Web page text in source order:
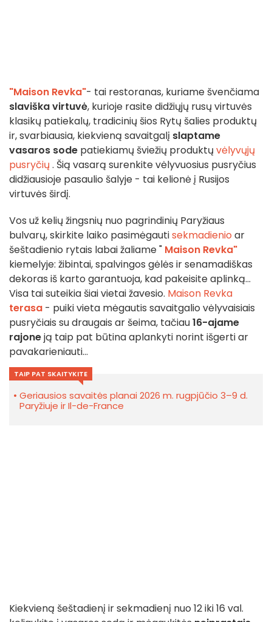
"Maison Revka"- tai restoranas, kuriame švenčiama
slaviška virtuvė, kurioje rasite didžiųjų rusų virtuvės
klasikų patiekalų, tradicinių šios Rytų šalies produktų
ir, svarbiausia, kiekvieną savaitgalį slaptame
vasaros sode patiekiamų šviežių produktų vėlyvųjų
pusryčių . Šią vasarą surenkite vėlyvuosius pusryčius
didžiausioje pasaulio šalyje - tai kelionė į Rusijos
virtuvės širdį.
Vos už kelių žingsnių nuo pagrindinių Paryžiaus
bulvarų, skirkite laiko pasimėgautisekmadienio ar
šeštadienio rytais labai žaliame " Maison Revka"
kiemelyje: žibintai, spalvingos gėlės ir senamadiškas
dekoras iš karto garantuoja, kad pakeisite aplinką...
Visa tai suteikia šiai vietai žavesio. Maison Revka
terasa - puiki vieta mėgautis savaitgalio vėlyvaisiais
pusryčiais su draugais ar šeima, tačiau16-ajame
rajoneją taip pat būtina aplankyti norint išgerti ar
pavakarieniauti...
TAIP PAT SKAITYKITE
Geriausios savaitės planai 2026 m. rugpjūčio 3–9 d.
Paryžiuje ir Il-de-France
Kiekvieną šeštadienį ir sekmadienį nuo 12 iki 16 val.